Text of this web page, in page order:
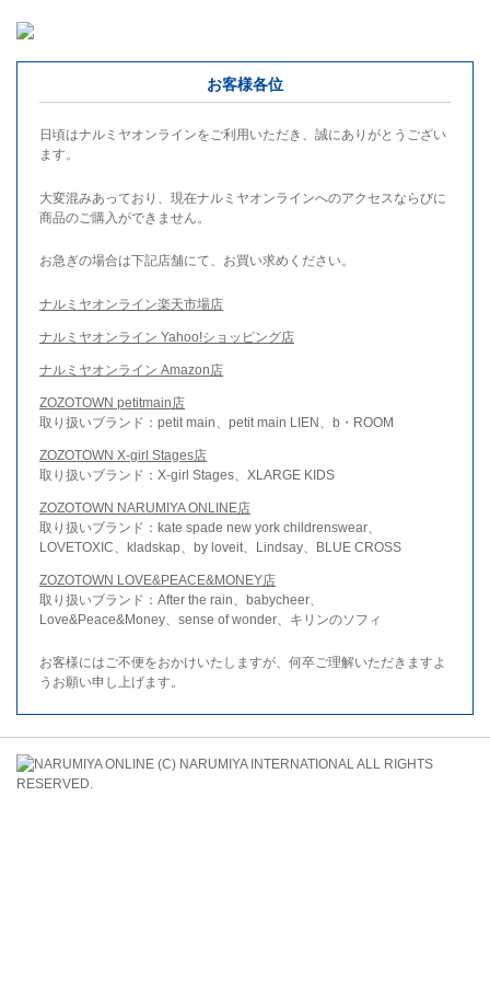
お客様各位
日頃はナルミヤオンラインをご利用いただき、誠にありがとうござい
ます。
大変混みあっており、現在ナルミヤオンラインへのアクセスならびに
商品のご購入ができません。
お急ぎの場合は下記店舗にて、お買い求めください。
ナルミヤオンライン楽天市場店
ナルミヤオンライン Yahoo!ショッピング店
ナルミヤオンライン Amazon店
ZOZOTOWN petitmain店
取り扱いブランド：petit main、petit main LIEN、b・ROOM
ZOZOTOWN X-girl Stages店
取り扱いブランド：X-girl Stages、XLARGE KIDS
ZOZOTOWN NARUMIYA ONLINE店
取り扱いブランド：kate spade new york childrenswear、
LOVETOXIC、kladskap、by loveit、Lindsay、BLUE CROSS
ZOZOTOWN LOVE&PEACE&MONEY店
取り扱いブランド：After the rain、babycheer、
Love&Peace&Money、sense of wonder、キリンのソフィ
お客様にはご不便をおかけいたしますが、何卒ご理解いただきますよ
うお願い申し上げます。